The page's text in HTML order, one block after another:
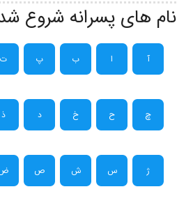
نام های پسرانه شروع
آ ا ب پ ت
چ ح خ د ذ
ژ س ش ص